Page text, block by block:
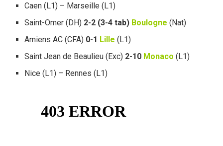
Caen (L1) – Marseille (L1)
Saint-Omer (DH) 2-2 (3-4 tab) Boulogne (Nat)
Amiens AC (CFA) 0-1 Lille (L1)
Saint Jean de Beaulieu (Exc) 2-10 Monaco (L1)
Nice (L1) – Rennes (L1)